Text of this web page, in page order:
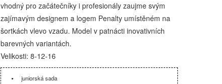
vhodný pro začátečníky i profesionály zaujme svým
zajímavým designem a logem Penalty umístěném na
šortkách vlevo vzadu. Model v patnácti inovativních
barevných variantách.
Velikosti: 8-12-16
juniorská sada